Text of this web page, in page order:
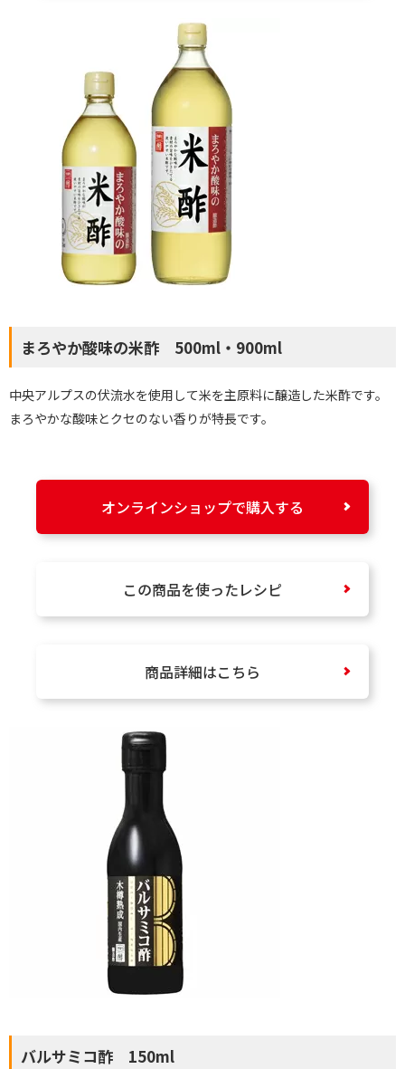
まろやか酸味の米酢 500ml・900ml
中央アルプスの伏流水を使用して米を主原料に醸造した米酢です。
まろやかな酸味とクセのない香りが特長です。
オンラインショップで購入する
この商品を使ったレシピ
商品詳細はこちら
バルサミコ酢 150ml